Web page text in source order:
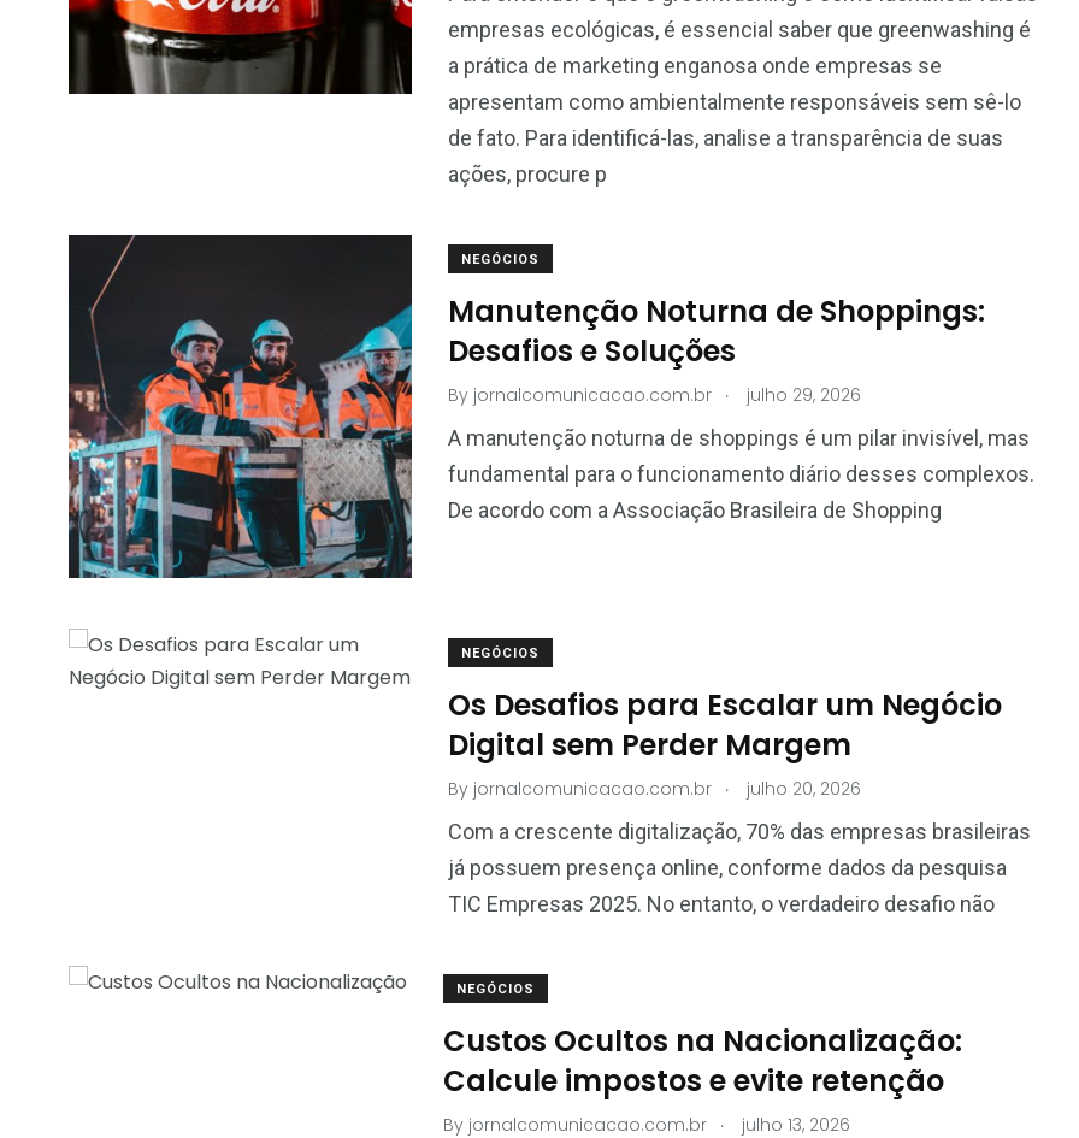
empresas ecológicas, é essencial saber que greenwashing é
a prática de marketing enganosa onde empresas se
apresentam como ambientalmente responsáveis sem sê-lo
de fato. Para identificá-las, analise a transparência de suas
ações, procure p
NEGÓCIOS
Manutenção Noturna de Shoppings:
Desafios e Soluções
By jornalcomunicacao.com.br . julho 29, 2026
A manutenção noturna de shoppings é um pilar invisível, mas
fundamental para o funcionamento diário desses complexos.
De acordo com a Associação Brasileira de Shopping
NEGÓCIOS
Os Desafios para Escalar um Negócio
Digital sem Perder Margem
By jornalcomunicacao.com.br . julho 20, 2026
Com a crescente digitalização, 70% das empresas brasileiras
já possuem presença online, conforme dados da pesquisa
TIC Empresas 2025. No entanto, o verdadeiro desafio não
NEGÓCIOS
Custos Ocultos na Nacionalização:
Calcule impostos e evite retenção
By jornalcomunicacao.com.br . julho 13, 2026
9
Moda
5
Pet
47
Tecnologia